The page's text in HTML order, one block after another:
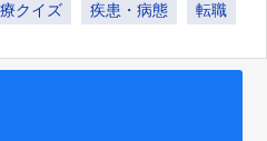
クイズ 疾患・病態 転職